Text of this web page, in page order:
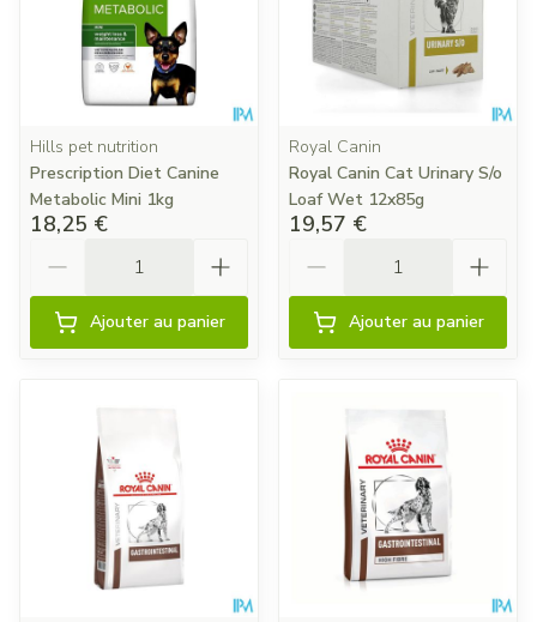
Hills pet nutrition
Prescription Diet Canine
Metabolic Mini 1kg
18,25 €
Ajouter au panier
Royal Canin
Royal Canin Cat Urinary S/o
Loaf Wet 12x85g
19,57 €
Ajouter au panier